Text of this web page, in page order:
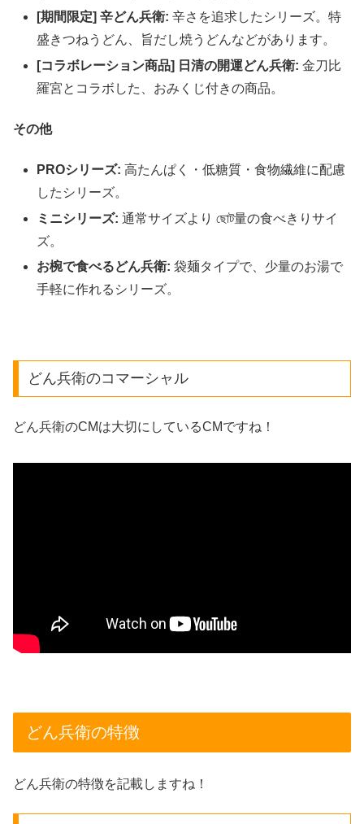
[期間限定] 辛どん兵衛: 辛さを追求したシリーズ。特
盛きつねうどん、旨だし焼うどんなどがあります。
[コラボレーション商品] 日清の開運どん兵衛: 金刀比
羅宮とコラボした、おみくじ付きの商品。
その他
PROシリーズ: 高たんぱく・低糖質・食物繊維に配慮
したシリーズ。
ミニシリーズ: 通常サイズより ছোট量の食べきりサイ
ズ。
お椀で食べるどん兵衛: 袋麺タイプで、少量のお湯で
手軽に作れるシリーズ。
どん兵衛のコマーシャル
どん兵衛のCMは大切にしているCMですね！
どん兵衛の特徴
どん兵衛の特徴を記載しますね！